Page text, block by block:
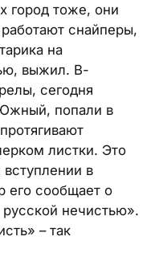
город тоже, они
снайперы,
на
выжил. В-
сегодня
попали в
листки. Это
в
его сообщает о
нечистью».
– так